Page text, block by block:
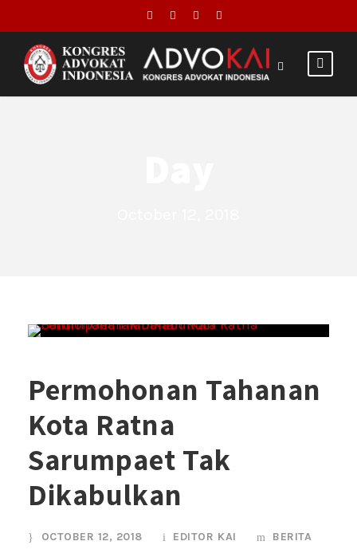
Permohonan Tahanan
Kota Ratna
Sarumpaet Tak
Dikabulkan
OCTOBER 12, 2018 EDITOR KAI BERITA